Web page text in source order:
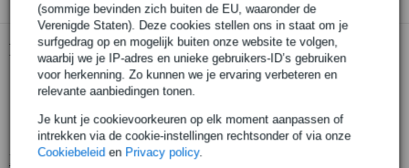
(sommige bevinden zich buiten de EU, waaronder de
Verenigde Staten). Deze cookies stellen ons in staat om je
surfgedrag op en mogelijk buiten onze website te volgen,
waarbij we je IP-adres en unieke gebruikers-ID’s gebruiken
voor herkenning. Zo kunnen we je ervaring verbeteren en
relevante aanbiedingen tonen.
Je kunt je cookievoorkeuren op elk moment aanpassen of
intrekken via de cookie-instellingen rechtsonder of via onze
Cookiebeleid en Privacy policy.
Productinformatie
capo
bevestiging: elastiek
Bekijk alle productspecificaties